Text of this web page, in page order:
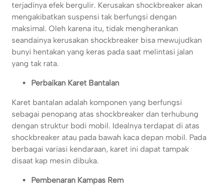
terjadinya efek bergulir. Kerusakan shockbreaker akan
mengakibatkan suspensi tak berfungsi dengan
maksimal. Oleh karena itu, tidak mengherankan
seandainya kerusakan shockbreaker bisa mewujudkan
bunyi hentakan yang keras pada saat melintasi jalan
yang tak rata.
Perbaikan Karet Bantalan
Karet bantalan adalah komponen yang berfungsi
sebagai penopang atas shockbreaker dan terhubung
dengan struktur bodi mobil. Idealnya terdapat di atas
shockbreaker atau pada bawah kaca depan mobil. Pada
berbagai variasi kendaraan, karet ini dapat tampak
disaat kap mesin dibuka.
Pembenaran Kampas Rem